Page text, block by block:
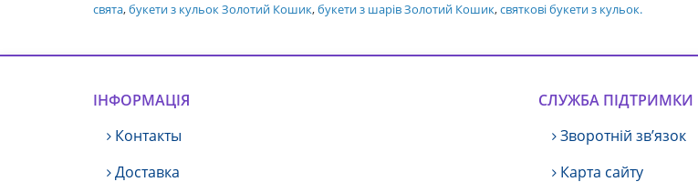
свята,букети з кульок Золотий Кошик,букети з шарів Золотий Кошик,святкові букети з кульок.
ІНФОРМАЦІЯ
Контакты
Доставка
СЛУЖБА ПІДТРИМКИ
Зворотній зв’язок
Карта сайту